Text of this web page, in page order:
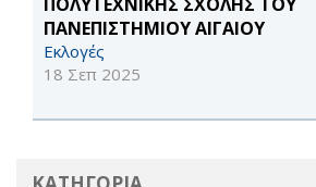
ΠΑΝΕΠΙΣΤΗΜΙΟΥ ΑΙΓΑΙΟΥ
Εκλογές
18 Σεπ 2025